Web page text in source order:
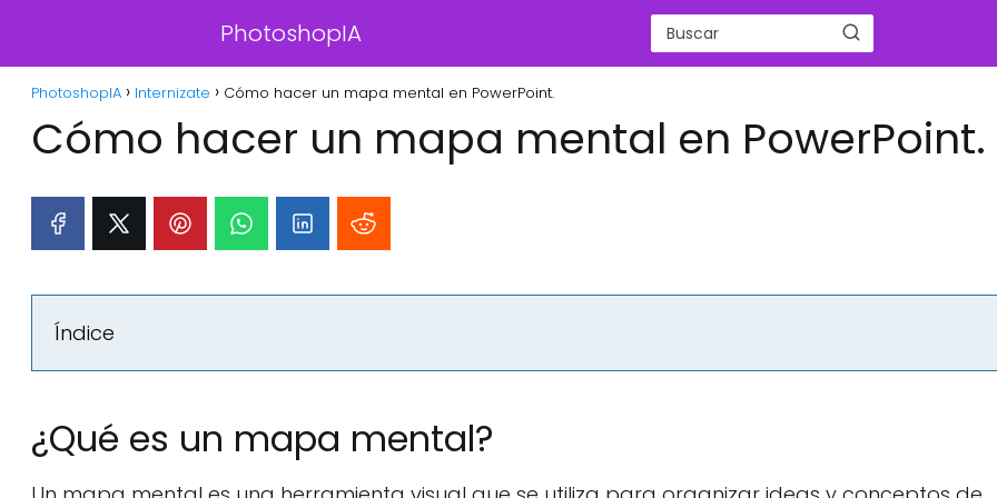
PhotoshopIA
PhotoshopIA Internizate Cómo hacer un mapa mental en PowerPoint.
Cómo hacer un mapa mental en PowerPoint.
Índice
¿Qué es un mapa mental?